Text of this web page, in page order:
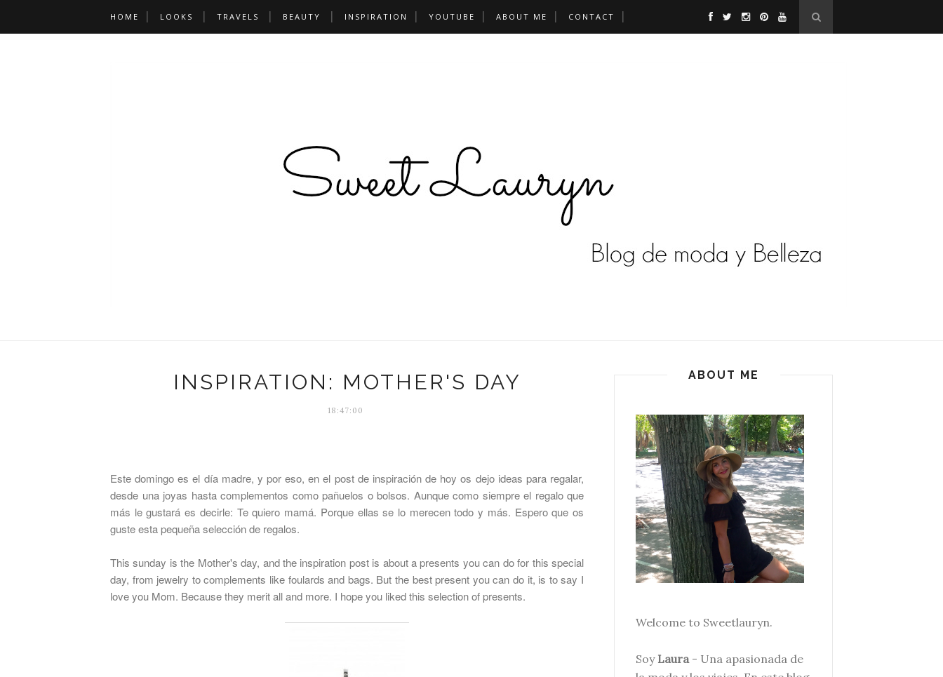
HOME LOOKS TRAVELS BEAUTY INSPIRATION YOUTUBE ABOUT ME CONTACT
INSPIRATION: MOTHER'S DAY
18:47:00
Este domingo es el día madre, y por eso, en el post de inspiración de hoy os dejo ideas para regalar,
desde una joyas hasta complementos como pañuelos o bolsos. Aunque como siempre el regalo que
más le gustará es decirle: Te quiero mamá. Porque ellas se lo merecen todo y más. Espero que os
guste esta pequeña selección de regalos.
This sunday is the Mother's day, and the inspiration post is about a presents you can do for this special
day, from jewelry to complements like foulards and bags. But the best present you can do it, is to say I
love you Mom. Because they merit all and more. I hope you liked this selection of presents.
ABOUT ME
Welcome to Sweetlauryn.
Soy Laura- Una apasionada de